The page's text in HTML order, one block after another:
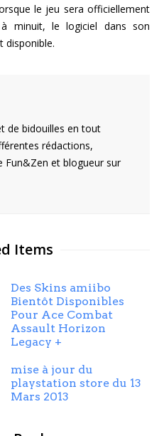
le jeu sera officiellement
minuit, le logiciel dans son
disponible.
de bidouilles en tout
rédactions,
Fun&Zen et blogueur sur
Items
Des Skins amiibo
Bientôt Disponibles
Pour Ace Combat
Assault Horizon
Legacy +
mise à jour du
playstation store du 13
Mars 2013